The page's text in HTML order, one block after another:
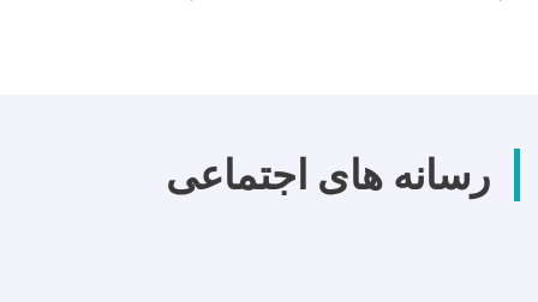
رسانه های اجتماعی